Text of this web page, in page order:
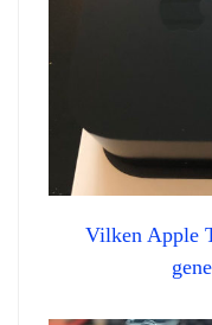
Vilken Apple